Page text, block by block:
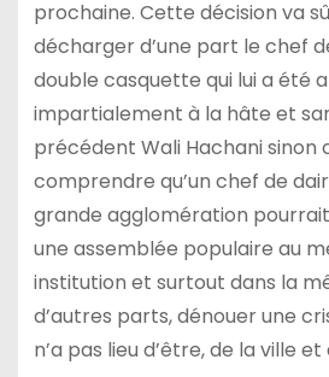
prochaine. Cette décision va
décharger d’une part le chef
double casquette qui lui a été
impartialement à la hâte et
précédent Wali Hachani sinon
comprendre qu’un chef de
grande agglomération
une assemblée populaire au
institution et surtout dans la
d’autres parts, dénouer une
n’a pas lieu d’être, de la ville